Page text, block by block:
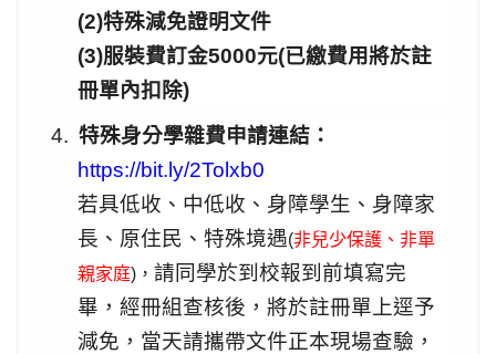
(2)特殊減免證明文件
(3)服裝費訂金5000元(已繳費用將於註
冊單內扣除)
4. 特殊身分學雜費申請連結 ：
https://bit.ly/2Tolxb0
若具低收、中低收、身障學生、身障家
長、原住民、特殊境遇(非兒少保護、非單
親家庭)， 請同學於到校報到前填寫完
畢，經冊組查核後，將於註冊單上逕予
減免，當天請攜帶文件正本現場查驗，